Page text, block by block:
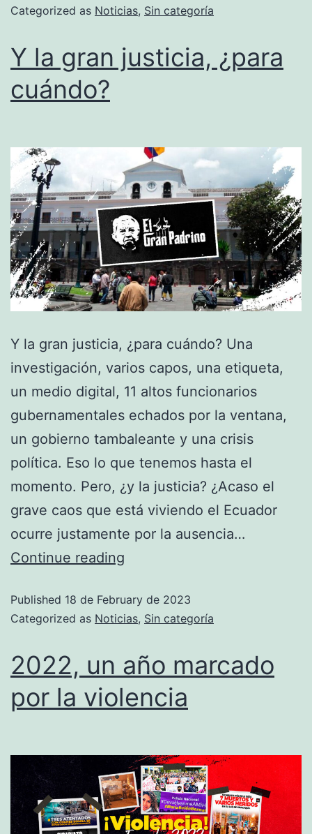
Categorized as Noticias, Sin categoría
Y la gran justicia, ¿para
cuándo?
Y la gran justicia, ¿para cuándo? Una
investigación, varios capos, una etiqueta,
un medio digital, 11 altos funcionarios
gubernamentales echados por la ventana,
un gobierno tambaleante y una crisis
política. Eso lo que tenemos hasta el
momento. Pero, ¿y la justicia? ¿Acaso el
grave caos que está viviendo el Ecuador
ocurre justamente por la ausencia…
Continue reading
Published 18 de February de 2023
Categorized as Noticias, Sin categoría
2022, un año marcado
por la violencia